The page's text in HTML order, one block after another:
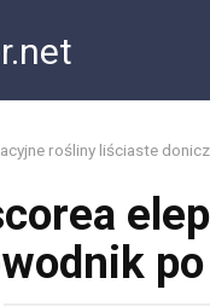
rośliny liściaste